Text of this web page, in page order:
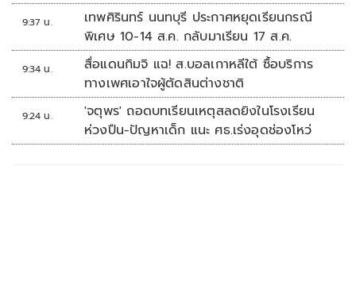
9:37 น.
เทพศิรินทร์ นนทบุรี ประกาศหยุดเรียนกรณี
พิเศษ 10-14 ส.ค. กลับมาเรียน 17 ส.ค.
9:34 น.
สื่อแดนกิมจิ แฉ! ส.บอลเกาหลีใต้ ซื้อบริการ
ทางเพศเอาใจผู้ตัดสินต่างชาติ
9:24 น.
'จตุพร' ถอดบทเรียนเหตุสลดยิงในโรงเรียน
ห่วงปืน-ปัญหาเด็ก แนะ ศธ.เร่งอุดช่องโหว่